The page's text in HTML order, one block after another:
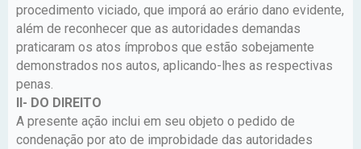
procedimento viciado, que imporá ao erário dano evidente,
além de reconhecer que as autoridades demandas
praticaram os atos ímprobos que estão sobejamente
demonstrados nos autos, aplicando-lhes as respectivas
penas.
II- DO DIREITO
A presente ação inclui em seu objeto o pedido de
condenação por ato de improbidade das autoridades